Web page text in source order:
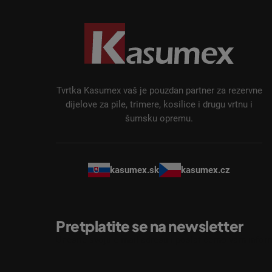
Tvrtka Kasumex vaš je pouzdan partner za rezervne
dijelove za pile, trimere, kosilice i drugu vrtnu i
šumsku opremu.
kasumex.sk kasumex.cz
Pretplatite se na newsletter